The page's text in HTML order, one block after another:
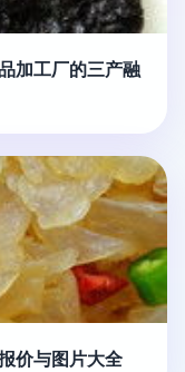
加工厂的三产融
价与图片大全